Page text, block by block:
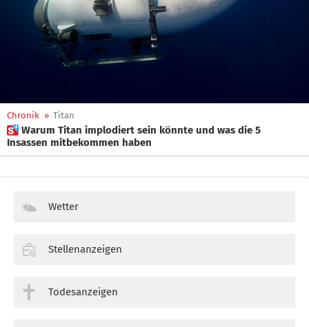
Chronik » Titan
 Warum Titan implodiert sein könnte und was die 5
Insassen mitbekommen haben
Wetter
Stellenanzeigen
Todesanzeigen